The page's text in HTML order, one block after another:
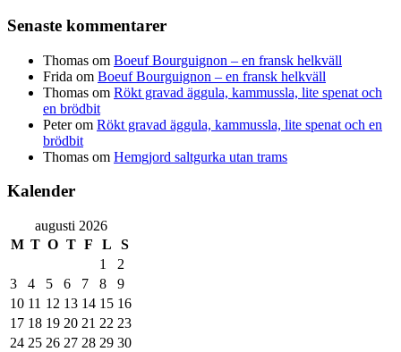
Senaste kommentarer
Thomas om Boeuf Bourguignon – en fransk helkväll
Frida om Boeuf Bourguignon – en fransk helkväll
Thomas om Rökt gravad äggula, kammussla, lite spenat och
en brödbit
Peterom Rökt gravad äggula, kammussla, lite spenat och en
brödbit
Thomas om Hemgjord saltgurka utan trams
Kalender
augusti 2026
M T O T F L
S
1
2
3
4 5 6 7 8
9
10 11 12 13 14 15 16
17 18 19 20 21 22 23
24 25 26 27 28 29 30